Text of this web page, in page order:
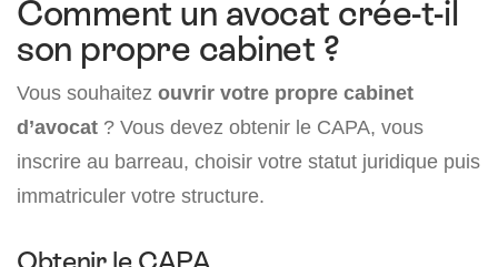
Comment un avocat crée-t-il
son propre cabinet ?
Vous souhaitez ouvrir votre propre cabinet
d’avocat ? Vous devez obtenir le CAPA, vous
inscrire au barreau, choisir votre statut juridique puis
immatriculer votre structure.